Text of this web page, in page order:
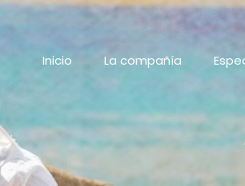
Inicio La compañía